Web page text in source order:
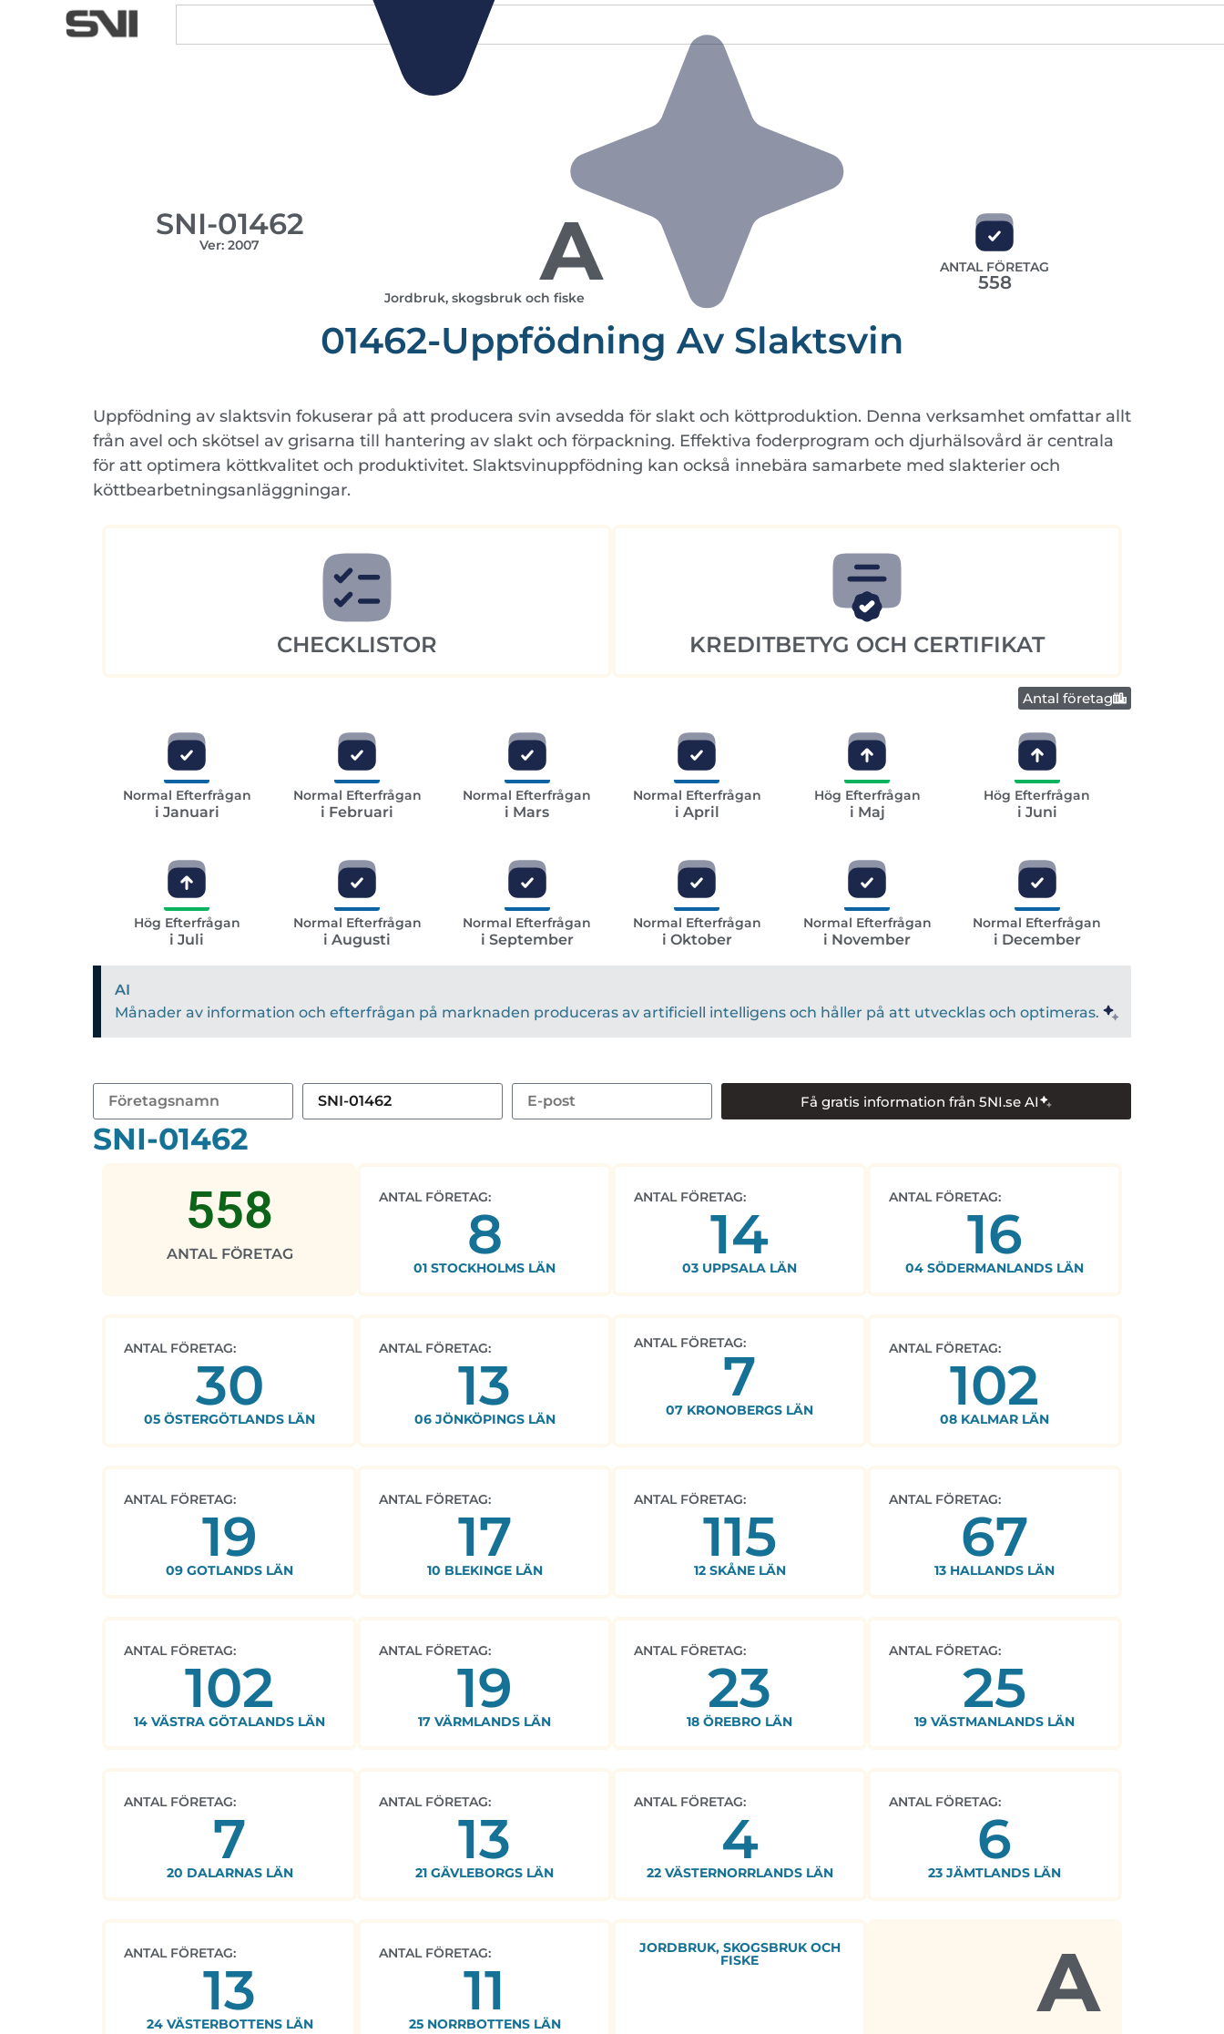
SNI-01462
Ver: 2007 A
Jordbruk, skogsbruk och fiske
ANTAL FÖRETAG
558
01462-Uppfödning Av Slaktsvin
Uppfödning av slaktsvin fokuserar på att producera svin avsedda för slakt och köttproduktion. Denna verksamhet omfattar allt
från avel och skötsel av grisarna till hantering av slakt och förpackning. Effektiva foderprogram och djurhälsovård är centrala
för att optimera köttkvalitet och produktivitet. Slaktsvinuppfödning kan också innebära samarbete med slakterier och
köttbearbetningsanläggningar.
CHECKLISTOR KREDITBETYG OCH CERTIFIKAT
Antal företag
Normal Efterfrågan
i Januari
Normal Efterfrågan
i Februari
Normal Efterfrågan
i Mars
Normal Efterfrågan
i April
Hög Efterfrågan
i Maj
Hög Efterfrågan
i Juni
Hög Efterfrågan
i Juli
Normal Efterfrågan
i Augusti
Normal Efterfrågan
i September
Normal Efterfrågan
i Oktober
Normal Efterfrågan
i November
Normal Efterfrågan
i December
AI
Månader av information och efterfrågan på marknaden produceras av artificiell intelligens och håller på att utvecklas och optimeras.
Få gratis information från 5NI.se AI
SNI-01462
ANTAL FÖRETAG
558 ANTAL FÖRETAG:
8
01 STOCKHOLMS LÄN
ANTAL FÖRETAG:
14
03 UPPSALA LÄN
ANTAL FÖRETAG:
16
04 SÖDERMANLANDS LÄN
ANTAL FÖRETAG:
30
05 ÖSTERGÖTLANDS LÄN
ANTAL FÖRETAG:
13
06 JÖNKÖPINGS LÄN
ANTAL FÖRETAG:
7
07 KRONOBERGS LÄN
ANTAL FÖRETAG:
102
08 KALMAR LÄN
ANTAL FÖRETAG:
19
09 GOTLANDS LÄN
ANTAL FÖRETAG:
17
10 BLEKINGE LÄN
ANTAL FÖRETAG:
115
12 SKÅNE LÄN
ANTAL FÖRETAG:
67
13 HALLANDS LÄN
ANTAL FÖRETAG:
102
14 VÄSTRA GÖTALANDS LÄN
ANTAL FÖRETAG:
19
17 VÄRMLANDS LÄN
ANTAL FÖRETAG:
23
18 ÖREBRO LÄN
ANTAL FÖRETAG:
25
19 VÄSTMANLANDS LÄN
ANTAL FÖRETAG:
7
20 DALARNAS LÄN
ANTAL FÖRETAG:
13
21 GÄVLEBORGS LÄN
ANTAL FÖRETAG:
4
22 VÄSTERNORRLANDS LÄN
ANTAL FÖRETAG:
6
23 JÄMTLANDS LÄN
ANTAL FÖRETAG:
13
24 VÄSTERBOTTENS LÄN
ANTAL FÖRETAG:
11
25 NORRBOTTENS LÄN
JORDBRUK, SKOGSBRUK OCH
FISKE A